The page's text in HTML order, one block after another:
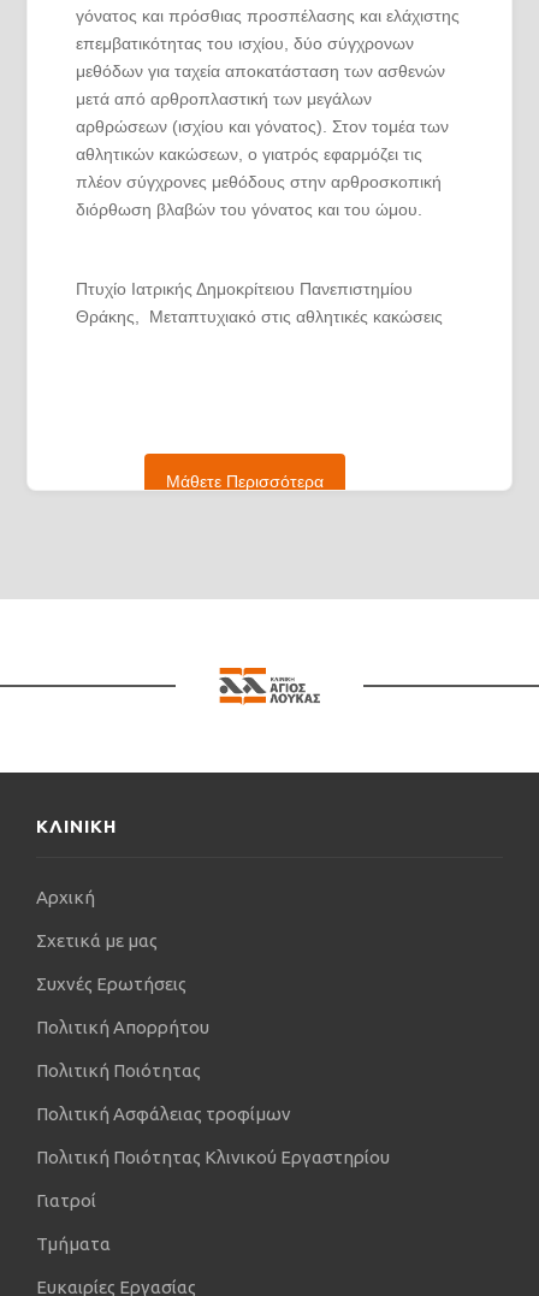
γόνατος και πρόσθιας προσπέλασης και ελάχιστης
επεμβατικότητας του ισχίου, δύο σύγχρονων
μεθόδων για ταχεία αποκατάσταση των ασθενών
μετά από αρθροπλαστική των μεγάλων
αρθρώσεων (ισχίου και γόνατος). Στον τομέα των
αθλητικών κακώσεων, ο γιατρός εφαρμόζει τις
πλέον σύγχρονες μεθόδους στην αρθροσκοπική
διόρθωση βλαβών του γόνατος και του ώμου.
Πτυχίο Ιατρικής Δημοκρίτειου Πανεπιστημίου
Θράκης, Μεταπτυχιακό στις αθλητικές κακώσεις
Πανεπιστημίου Θράκης. Ειδικότητα της
Ορθοπαιδικής στο Πανεπιστημιακό Γενικό
(Koln και Tubingen).
ερευνητής ή συγγραφέας, ενώ είναι αξιολογητής σε
διαλέξεις στον τομέα της Ορθοπαιδικής σε Διεθνή
ενεργά στη μεταπτυχιακή, αλλά και προπτυχιακή
εκπαίδευση των φοιτητών της Ιατρικής του ΔΠΘ τα
Όταν δεν βρίσκεται στην κλινική ή το ιατρείο,
επιλέγει να περνάει χρόνο με την οικογένειά του,
αθλητισμού.
Μάθετε Περισσότερα
ΚΛΙΝΙΚΗ
Αρχική
Σχετικά με μας
Συχνές Ερωτήσεις
Πολιτική Απορρήτου
Πολιτική Ποιότητας
Πολιτική Ασφάλειας τροφίμων
Πολιτική Ποιότητας Κλινικού Εργαστηρίου
Γιατροί
Τμήματα
Ευκαιρίες Εργασίας